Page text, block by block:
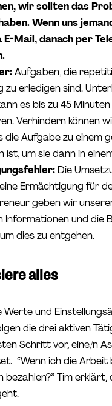
wir sollten das
Wenn uns
Mail, danach per
Aufgaben, die
zu erledigen sind.
es bis zu 45
Verhindern können
die Aufgabe zu einem
ist, um sie dann in
Die
Ermächtigung für
geben wir
und die
dies zu entgehen.
alles
Werte und
die drei aktiven
Schritt vor, eine/n
“Wenn ich die Arbeit
bezahlen?” Tim